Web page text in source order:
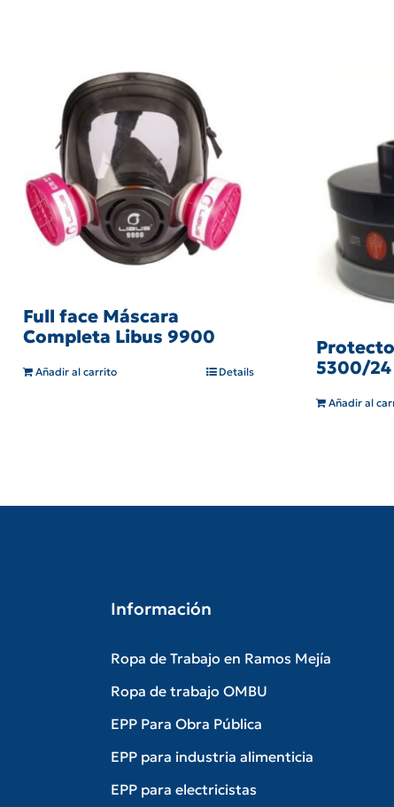
Full face Máscara
Completa Libus 9900
Añadir al carrito Details
5300/
Añadir al
Información
Ropa de Trabajo en Ramos Mejía
Ropa de trabajo OMBU
EPP Para Obra Pública
EPP para industria alimenticia
EPP para electricistas